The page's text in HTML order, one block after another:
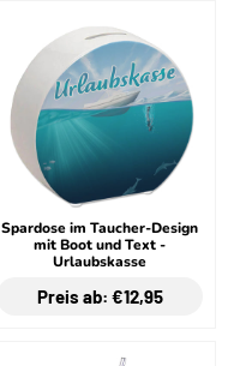
Spardose im Taucher-Design
mit Boot und Text -
Urlaubskasse
Preis ab: €12,95